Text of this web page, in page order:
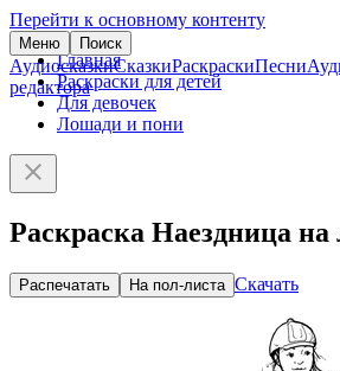
Перейти к основному контенту
Меню Поиск
АудиосказкиСказкиРаскраскиПесни
редактора
Главная
Раскраски для детей
Для девочек
Лошади и пони
Раскраска Наездница
Распечатать На пол-листа Скачать